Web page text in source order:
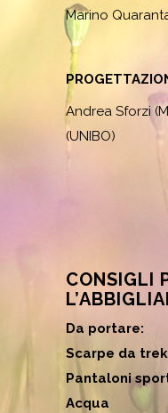
Marino
Andrea Sforzi
(UNIBO)
CONSIGLI
Da portare:
Scarpe da
Pantaloni
Acqua